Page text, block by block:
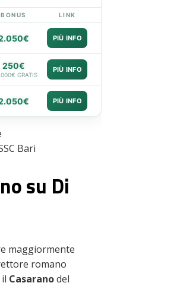
BONUS LINK
PIÙ INFO
250€
GRATIS
PIÙ INFO
PIÙ INFO
Bari
su Di
maggiormente
romano
Casaranodel